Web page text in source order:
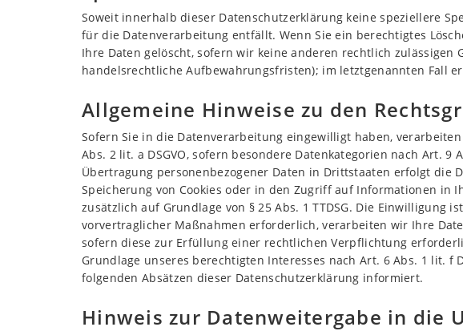
Soweit innerhalb dieser Datenschutzerklärung keine speziellere
für die Datenverarbeitung entfällt. Wenn Sie ein berechtigtes
Ihre Daten gelöscht, sofern wir keine anderen rechtlich
handelsrechtliche Aufbewahrungsfristen); im letztgenannten Fall
Allgemeine Hinweise zu den
Sofern Sie in die Datenverarbeitung eingewilligt haben,
Abs. 2 lit. a DSGVO, sofern besondere Datenkategorien nach Art.
Übertragung personenbezogener Daten in Drittstaaten erfolgt die
Speicherung von Cookies oder in den Zugriff auf Informationen in
zusätzlich auf Grundlage von § 25 Abs. 1 TTDSG. Die
vorvertraglicher Maßnahmen erforderlich, verarbeiten wir Ihre
sofern diese zur Erfüllung einer rechtlichen Verpflichtung
Grundlage unseres berechtigten Interesses nach Art. 6 Abs. 1 lit.
folgenden Absätzen dieser Datenschutzerklärung informiert.
Hinweis zur Datenweitergabe in die